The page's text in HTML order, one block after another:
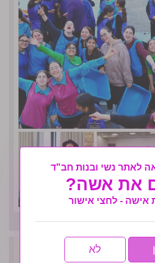
לאתר נשי ובנות חב"ד
את אשה?
אישה - לחצי אישור
לא